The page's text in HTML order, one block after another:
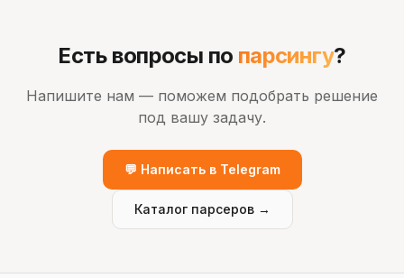
Есть вопросы по парсингу?
Напишите нам — поможем подобрать решение
под вашу задачу.
💬 Написать в Telegram
Каталог парсеров →